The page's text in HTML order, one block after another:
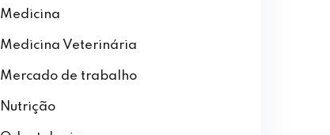
Medicina
Medicina Veterinária
Mercado de trabalho
Nutrição